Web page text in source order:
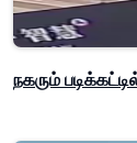
நகரும்